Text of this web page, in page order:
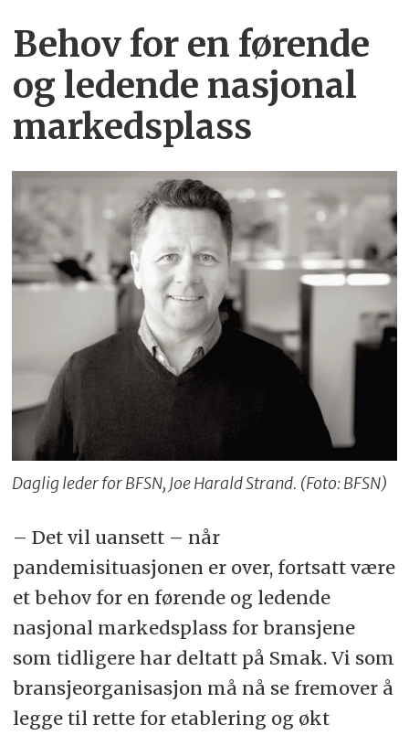
Behov for en førende
og ledende nasjonal
markedsplass
Daglig leder for BFSN, Joe Harald Strand. (Foto: BFSN)
– Det vil uansett – når
pandemisituasjonen er over, fortsatt være
et behov for en førende og ledende
nasjonal markedsplass for bransjene
som tidligere har deltatt på Smak. Vi som
bransjeorganisasjon må nå se fremover å
legge til rette for etablering og økt